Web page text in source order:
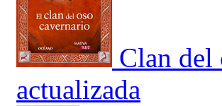
Clan del
actualizada